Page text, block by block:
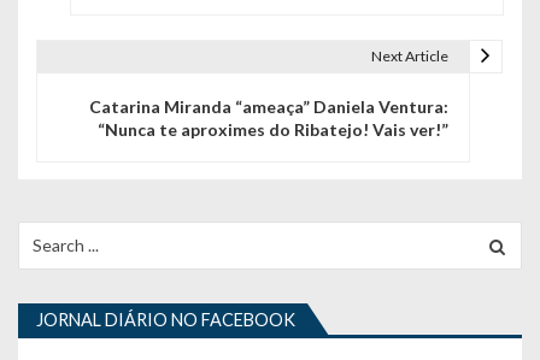
ã
o
d
Next Article
Catarina Miranda “ameaça” Daniela Ventura:
“Nunca te aproximes do Ribatejo! Vais ver!”
for:
JORNAL DIÁRIO NO FACEBOOK